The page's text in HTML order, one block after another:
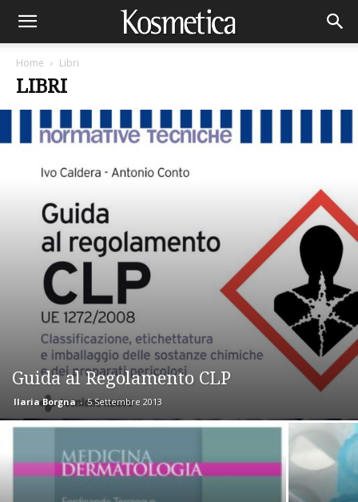
Home Libri
LIBRI
Guida al Regolamento CLP
Ilaria Borgna - 5 Settembre 2013